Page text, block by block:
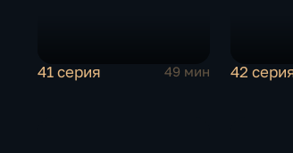
41 серия 49 мин 42